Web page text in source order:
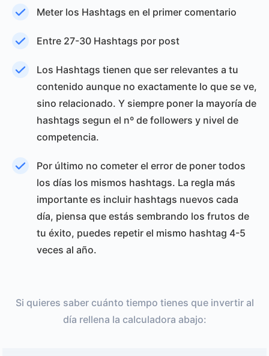
Meter los Hashtags en el primer comentario
Entre 27-30 Hashtags por post
Los Hashtags tienen que ser relevantes a tu
contenido aunque no exactamente lo que se ve,
sino relacionado. Y siempre poner la mayoría de
hashtags segun el nº de followers y nivel de
competencia.
Por último no cometer el error de poner todos
los días los mismos hashtags. La regla más
importante es incluir hashtags nuevos cada
día, piensa que estás sembrando los frutos de
tu éxito, puedes repetir el mismo hashtag 4-5
veces al año.
Si quieres saber cuánto tiempo tienes que invertir al
día rellena la calculadora abajo: